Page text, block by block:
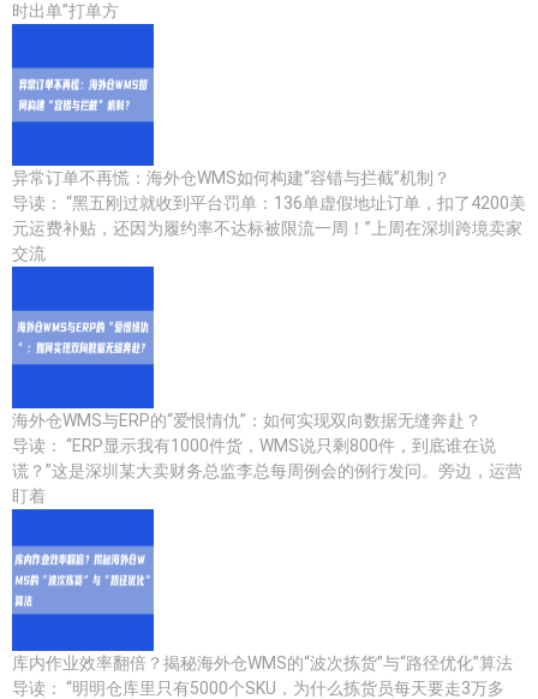
时出单”打单方
异常订单不再慌：海外仓WMS如何构建“容错与拦截”机制？
导读： “黑五刚过就收到平台罚单：136单虚假地址订单，扣了4200美
元运费补贴，还因为履约率不达标被限流一周！”上周在深圳跨境卖家
交流
海外仓WMS与ERP的“爱恨情仇”：如何实现双向数据无缝奔赴？
导读： “ERP显示我有1000件货，WMS说只剩800件，到底谁在说
谎？”这是深圳某大卖财务总监李总每周例会的例行发问。旁边，运营
盯着
库内作业效率翻倍？揭秘海外仓WMS的“波次拣货”与“路径优化”算法
导读： “明明仓库里只有5000个SKU，为什么拣货员每天要走3万多